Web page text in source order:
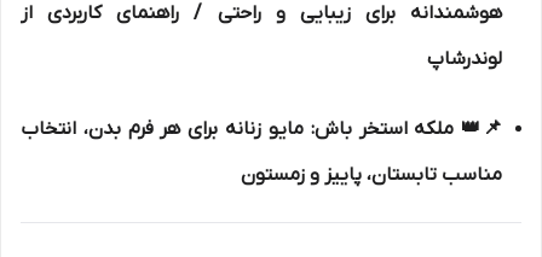
هوشمندانه برای زیبایی و راحتی / راهنمای کاربردی از
لوندرشاپ
📌👑 ملکه استخر باش: مایو زنانه برای هر فرم بدن، انتخاب
مناسب تابستان، پاییز و زمستون